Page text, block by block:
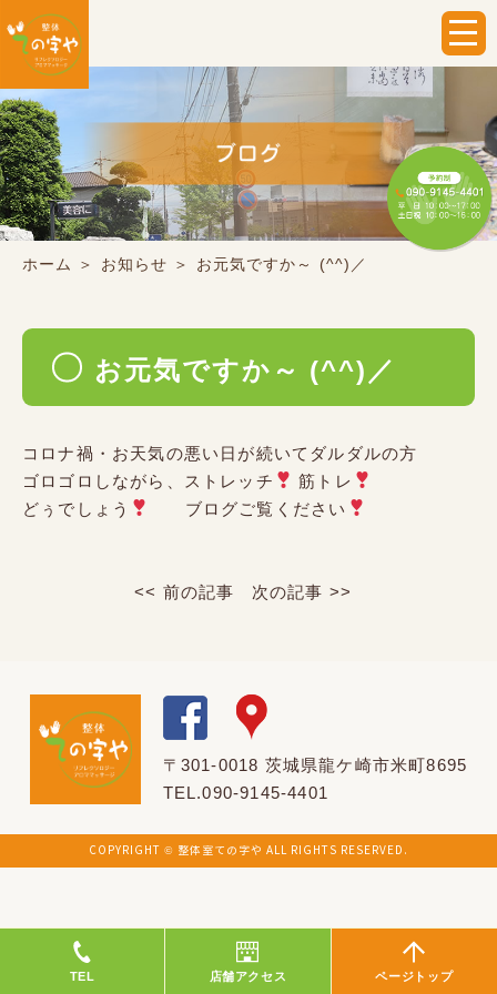
ホーム ＞ お知らせ ＞ お元気ですか～ (^^)／
お元気ですか～ (^^)／
コロナ禍・お天気の悪い日が続いてダルダルの方
ゴロゴロしながら、ストレッチ
筋トレ
どぅでしょう
ブログご覧ください
<< 前の記事 次の記事 >>
〒301-0018 茨城県龍ケ崎市米町8695
TEL.090-9145-4401
COPYRIGHT © 整体室ての字や ALL RIGHTS RESERVED.
TEL 店舗アクセス ページトップ